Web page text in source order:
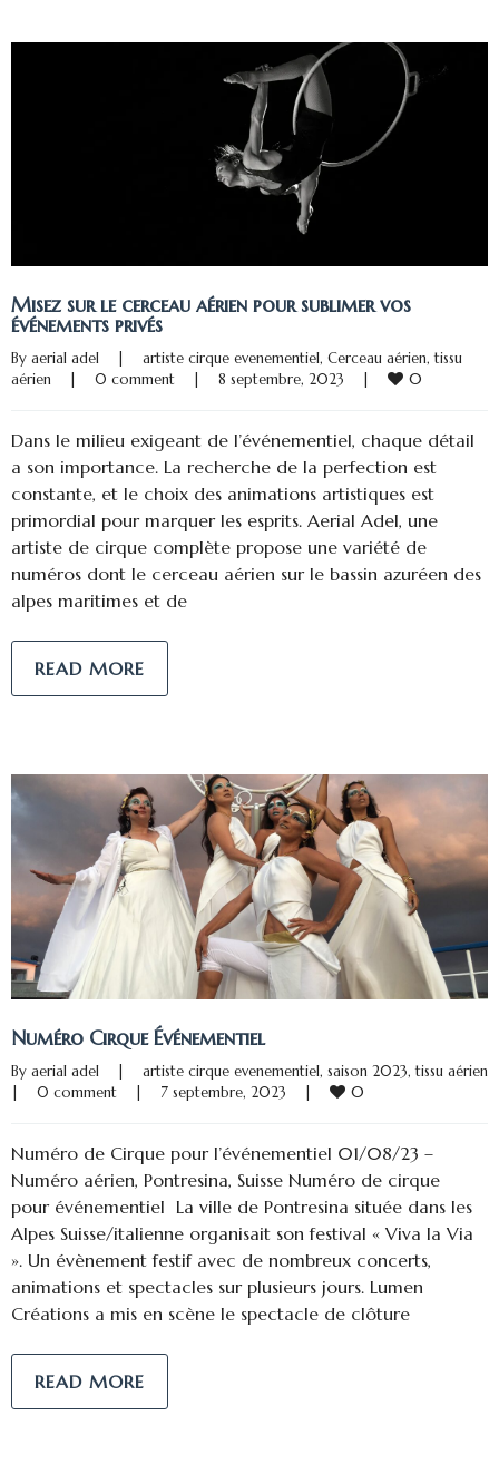
Misez sur le cerceau aérien pour sublimer vos
événements privés
By aerial adel artiste cirque evenementiel, Cerceau aérien, tissu
aérien
0 comment 8 septembre, 2023 0
Dans le milieu exigeant de l’événementiel, chaque détail
a son importance. La recherche de la perfection est
constante, et le choix des animations artistiques est
primordial pour marquer les esprits. Aerial Adel, une
artiste de cirque complète propose une variété de
numéros dont le cerceau aérien sur le bassin azuréen des
alpes maritimes et de
READ MORE
Numéro Cirque Événementiel
By aerial adel artiste cirque evenementiel, saison 2023, tissu aérien
0 comment 7 septembre, 2023 0
Numéro de Cirque pour l’événementiel 01/08/23 –
Numéro aérien, Pontresina, Suisse Numéro de cirque
pour événementiel La ville de Pontresina située dans les
Alpes Suisse/italienne organisait son festival « Viva la Via
». Un évènement festif avec de nombreux concerts,
animations et spectacles sur plusieurs jours. Lumen
Créations a mis en scène le spectacle de clôture
READ MORE